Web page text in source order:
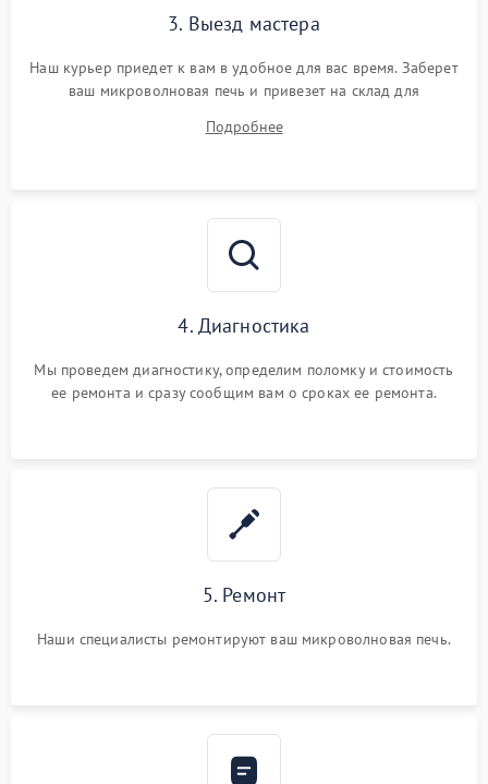
3. Выезд мастера
Наш курьер приедет к вам в удобное для вас время. Заберет
ваш микроволновая печь и привезет на склад для
Подробнее
4. Диагностика
Мы проведем диагностику, определим поломку и стоимость
ее ремонта и сразу сообщим вам о сроках ее ремонта.
5. Ремонт
Наши специалисты ремонтируют ваш микроволновая печь.